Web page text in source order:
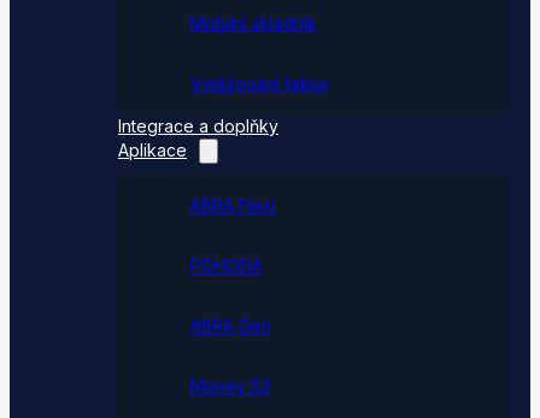
Mobilní skladník
Vytěžování faktur
Integrace a doplňky
Aplikace
ABRA Flexi
POHODA
ABRA Gen
Money S3